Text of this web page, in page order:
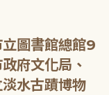
立圖書館總館9
府文化局、
水古蹟博物